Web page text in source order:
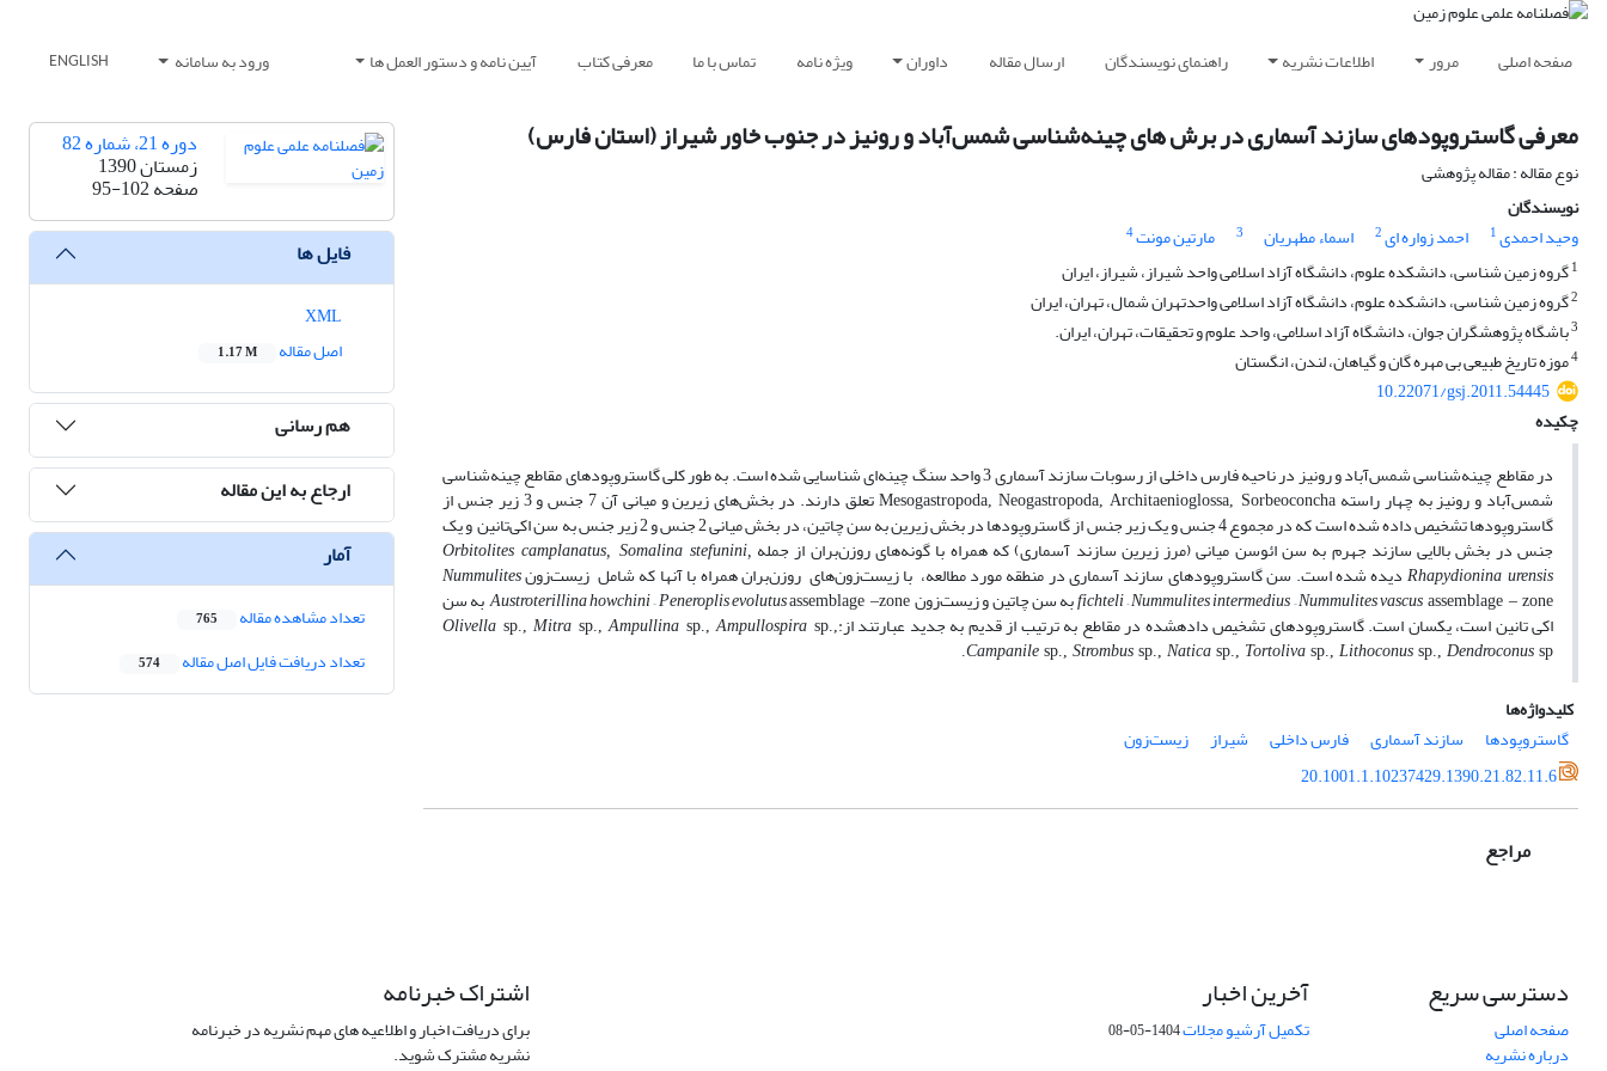
صفحه اصلی مرور اطلاعات نشریه راهنمای نویسندگان ارسال مقاله داوران ویژه نامه تماس با ما معرفی کتاب آیین نامه و دستور العمل ها ورود به سامانه ENGLISH
معرفی گاستروپودهای سازند آسماری در برش های چینه‌شناسی شمس‌آباد و رونیز در جنوب خاور شیراز (استان فارس)
نوع مقاله : مقاله پژوهشی
نویسندگان
وحید احمدی1 احمد زواره ای2 اسماء مطهریان 3 مارتین مونت4
1گروه زمین شناسی، دانشکده علوم، دانشگاه آزاد اسلامی واحد شیراز، شیراز، ایران
2گروه زمین شناسی، دانشکده علوم، دانشگاه آزاد اسلامی واحدتهران شمال، تهران، ایران
3باشگاه پژوهشگران جوان، دانشگاه آزاد اسلامی، واحد علوم و تحقیقات، تهران، ایران.
4موزه تاریخ طبیعی بی مهره گان و گیاهان، لندن، انگستان
10.22071/gsj.2011.54445
چکیده
در مقاطع چینه‌شناسی شمس‌آباد و رونیز در ناحیه فارس داخلی از رسوبات سازند آسماری 3 واحد سنگ چینه‌ای شناسایی شده است. به طور کلی گاستروپود‌های مقاطع چینه‌شناسی
شمس‌آباد و رونیز به چهار راسته Mesogastropoda, Neogastropoda, Architaenioglossa, Sorbeoconcha تعلق دارند. در بخش‌های زیرین و میانی آن 7 جنس و 3 زیر جنس از
گاستروپودها تشخیص داده شده است که در مجموع 4 جنس و یک زیر جنس از گاستروپودها در بخش زیرین به سن چاتین، در بخش میانی 2 جنس و 2 زیر جنس به سن اکی‌تانین و یک
جنس در بخش بالایی سازند جهرم به سن ائوسن میانی (مرز زیرین سازند آسماری) که همراه با گونه‌های روز‌ن‌بران از جمله Orbitolites camplanatus, Somalina stefunini,
Rhapydionina urensis دیده شده است. سن گاستروپودهای سازند آسماری در منطقه مورد مطالعه، با زیست‌زون‌های روز‌ن‌بران همراه با آنها که شامل زیست‌زونNummulites
fichteli – Nummulites intermedius – Nummulites vascus assemblage – zone به سن چاتین و زیست‌زون Austroterillina howchini – Peneroplis evolutusassemblage –zone به سن
اکی تانین است، یکسان است. گاستروپود‌های تشخیص دادهشده در مقاطع به ترتیب از قدیم به جدید عبارتند از: Olivella sp., Mitra sp.,Ampullina sp.,Ampullospira sp.,
Campanile sp., Strombus sp., Natica sp., Tortoliva sp., Lithoconus sp., Dendroconus sp.
کلیدواژه‌ها
گاستروپودها
سازند آسماری فارس داخلی شیراز
زیست‌زون
20.1001.1.10237429.1390.21.82.11.6
مراجع
دوره 21، شماره 82
زمستان 1390
صفحه95-102
فایل ها
اصل مقاله
1.17 M
هم رسانی
ارجاع به این مقاله
آمار
تعداد مشاهده مقاله 765
تعداد دریافت فایل اصل مقاله 574
دسترسی سریع
صفحه اصلی
درباره نشریه
آخرین اخبار
تکمیل آرشیو مجلات1404-05-08
اشتراک خبرنامه
برای دریافت اخبار و اطلاعیه های مهم نشریه در خبرنامه
نشریه مشترک شوید.